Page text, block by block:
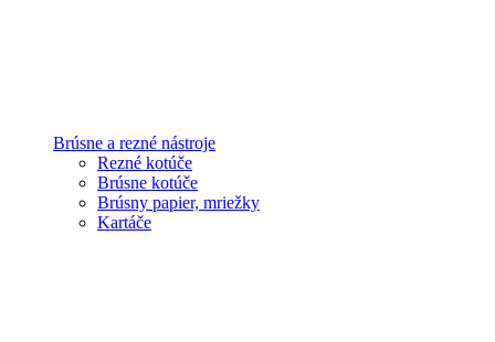
Brúsne a rezné nástroje
Rezné kotúče
Brúsne kotúče
Brúsny papier, mriežky
Kartáče